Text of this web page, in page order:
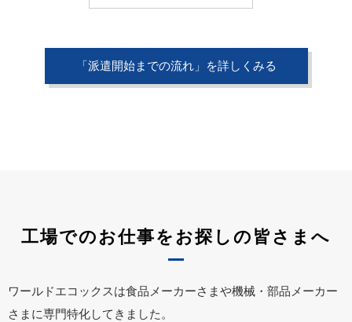
「派遣開始までの流れ」を詳しくみる
工場でのお仕事をお探しの皆さまへ
ワールドエコックスは食品メーカーさまや機械・部品メーカー
さまに専門特化してきました。